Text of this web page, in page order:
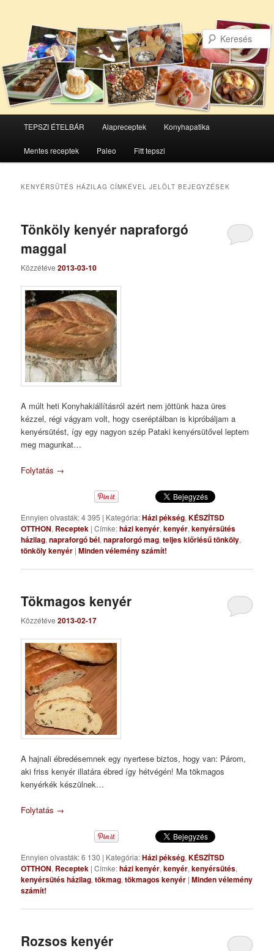
Tovább
az
elsődleges
Tovább
a
másodlagos
TEPSZI ÉTELBÁR Alapreceptek Konyhapatika
Mentes receptek Paleo Fitt tepszi
KENYÉRSÜTÉS HÁZILAG CÍMKÉVEL JELÖLT BEJEGYZÉSEK
Tönköly kenyér napraforgó
maggal
Közzétéve2013-03-10
A múlt heti Konyhakiállításról azért nem jöttünk haza üres
kézzel, régi vágyam volt, hogy cseréptálban is kipróbáljam a
kenyérsütést, így egy nagyon szép Pataki kenyérsütővel leptem
meg magunkat…
Folytatás →
Ennyien olvasták: 4 395 | Kategória:Házi pékség,KÉSZÍTSD
OTTHON, Receptek |Címke:házi kenyér,kenyér,kenyérsütés
házilag,napraforgó bél,napraforgó mag,teljes kiőrlésű tönköly,
tönköly kenyér |Minden vélemény számít!
Tökmagos kenyér
Közzétéve2013-02-17
A hajnali ébredésemnek egy nyertese biztos, hogy van: Párom,
aki friss kenyér illatára ébred így hétvégén! Ma tökmagos
kenyérkék készülnek…
Folytatás →
Ennyien olvasták: 6 130 | Kategória:Házi pékség,KÉSZÍTSD
OTTHON, Receptek |Címke:házi kenyér,kenyér,kenyérsütés,
kenyérsütés házilag,tökmag,tökmagos kenyér |Minden vélemény
számít!
Rozsos kenyér